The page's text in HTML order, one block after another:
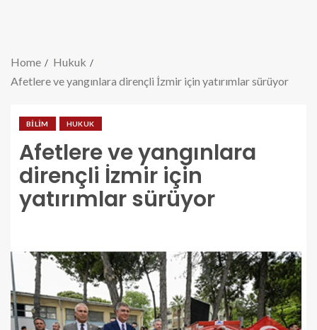
Home
Hukuk
Afetlere ve yangınlara dirençli İzmir için yatırımlar sürüyor
BILIM HUKUK
Afetlere ve yangınlara
dirençli İzmir için
yatırımlar sürüyor